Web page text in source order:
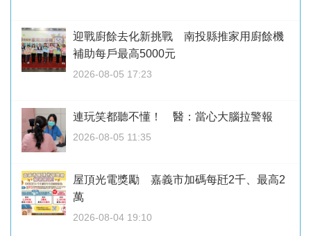
迎戰廚餘去化新挑戰 南投縣推家用廚餘機
補助每戶最高5000元
2026-08-05 17:23
連玩笑都聽不懂！ 醫：當心大腦拉警報
2026-08-05 11:35
屋頂光電獎勵 嘉義市加碼每瓩2千、最高2
萬
2026-08-04 19:10